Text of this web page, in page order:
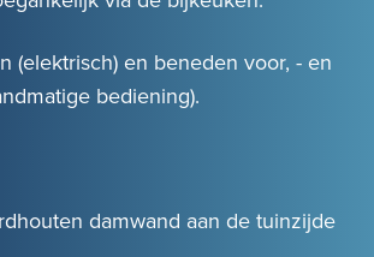
(elektrisch) en beneden voor, - en
bediening).
damwand aan de tuinzijde